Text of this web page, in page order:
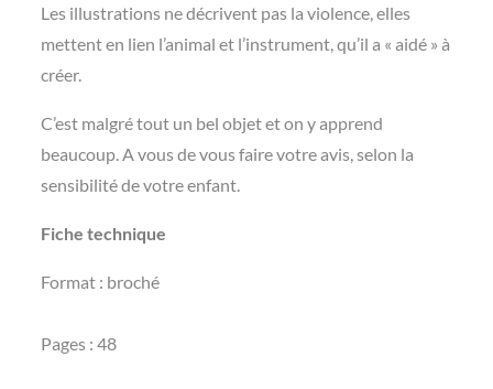
Les illustrations ne décrivent pas la violence, elles
mettent en lien l’animal et l’instrument, qu’il a « aidé » à
créer.
C’est malgré tout un bel objet et on y apprend
beaucoup. A vous de vous faire votre avis, selon la
sensibilité de votre enfant.
Fiche technique
Format : broché
Pages : 48